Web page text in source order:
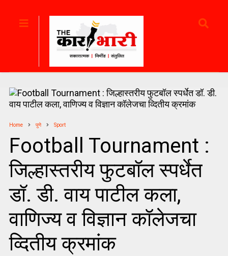
Home पुणे Sport
Football Tournament :
जिल्हास्तरीय फुटबॉल स्पर्धेत
डॉ. डी. वाय पाटील कला,
वाणिज्य व विज्ञान कॉलेजचा
व्दितीय क्रमांक